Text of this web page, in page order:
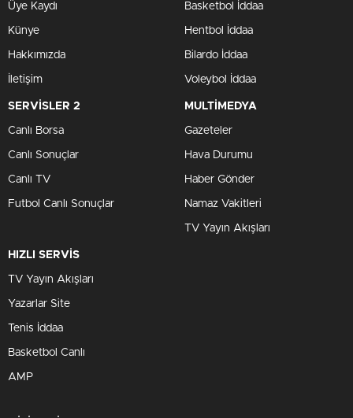
Üye Kaydı
Künye
Hakkımızda
İletişim
Basketbol İddaa
Hentbol İddaa
Bilardo İddaa
Voleybol İddaa
SERVİSLER 2
Canlı Borsa
Canlı Sonuçlar
Canlı TV
Futbol Canlı Sonuçlar
MULTİMEDYA
Gazeteler
Hava Durumu
Haber Gönder
Namaz Vakitleri
TV Yayın Akışları
HIZLI SERVİS
TV Yayın Akışları
Yazarlar Site
Tenis İddaa
Basketbol Canlı
AMP